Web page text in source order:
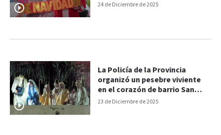
24 de Diciembre de 2025
por Navidad
23 de Diciembre de 2025
La Policía de la Provincia
organizó un pesebre viviente
en el corazón de barrio San
Agustín